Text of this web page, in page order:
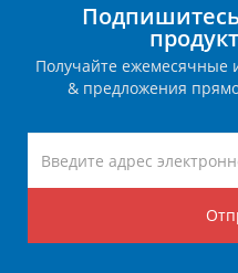
Получайте
& предложения